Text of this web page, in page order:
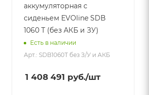
аккумуляторная с
сиденьем EVOline SDB
1060 T (без АКБ и ЗУ)
Есть в наличии
Арт.: SDB1060T без З/У и АКБ
1 408 491 руб./шт